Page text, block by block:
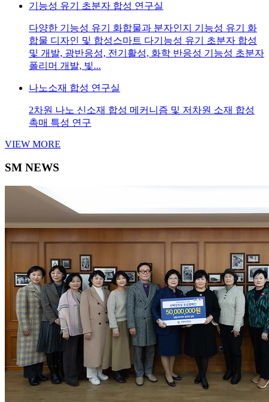
기능성 유기 초분자 합성 연구실
다양한 기능성 유기 화합물과 분자인지 기능성 유기 화
합물 디자인 및 합성스마트 다기능성 유기 초분자 합성
및 개발, 광반응성, 전기활성, 화학 반응성 기능성 초분자
폴리머 개발, 빛...
나노소재 합성 연구실
2차원 나노 신소재 합성 메커니즘 및 저차원 소재 합성
촉매 특성 연구
VIEW MORE
SM NEWS